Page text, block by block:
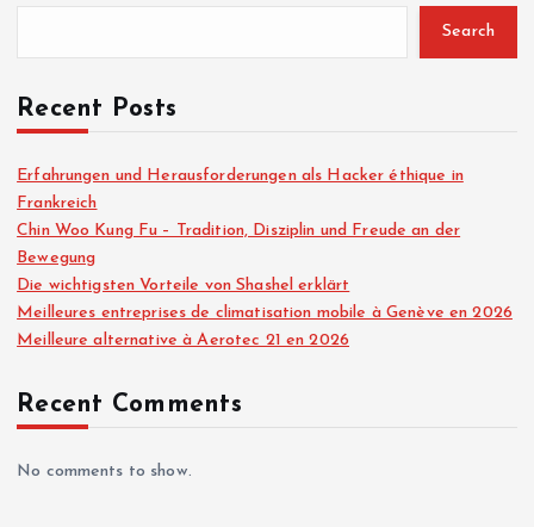
Search
Recent Posts
Erfahrungen und Herausforderungen als Hacker éthique in
Frankreich
Chin Woo Kung Fu – Tradition, Disziplin und Freude an der
Bewegung
Die wichtigsten Vorteile von Shashel erklärt
Meilleures entreprises de climatisation mobile à Genève en 2026
Meilleure alternative à Aerotec 21 en 2026
Recent Comments
No comments to show.